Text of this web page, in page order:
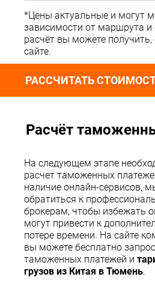
*Цены актуальные и могут
зависимости от маршрута и
расчёт вы можете получить,
сайте.
РАССЧИТАТЬ
Расчёт
На следующем этапе
расчет таможенных
наличие онлайн-сервисов,
обратиться к
брокерам, чтобы избежать
могут привести к
потере времени. На сайте
вы можете бесплатно
таможенных платежей и
грузов из Китая в Тюмень.